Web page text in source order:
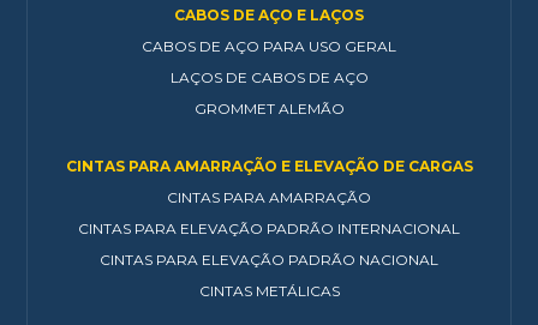
CABOS DE AÇO E LAÇOS
CABOS DE AÇO PARA USO GERAL
LAÇOS DE CABOS DE AÇO
GROMMET ALEMÃO
CINTAS PARA AMARRAÇÃO E ELEVAÇÃO DE CARGAS
CINTAS PARA AMARRAÇÃO
CINTAS PARA ELEVAÇÃO PADRÃO INTERNACIONAL
CINTAS PARA ELEVAÇÃO PADRÃO NACIONAL
CINTAS METÁLICAS